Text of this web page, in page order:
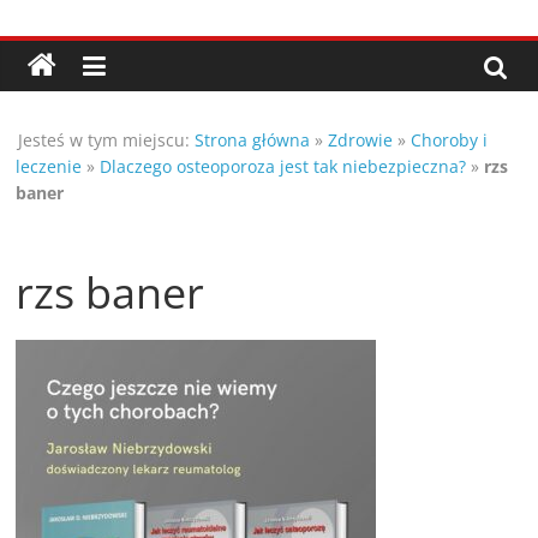
do
treści
Porady,
wskazówki
oraz
rady
poznaj
te
Jesteś w tym miejscu: Strona główna »Zdrowie » Choroby i
leczenie » Dlaczego osteoporoza jest tak niebezpieczna? » rzs
baner
rzs baner